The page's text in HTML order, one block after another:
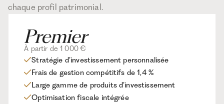
chaque profil patrimonial.
À partir de 1 000 €
Stratégie d’investissement personnalisée
Frais de gestion compétitifs de 1,4 %
Large gamme de produits d’investissement
Optimisation fiscale intégrée